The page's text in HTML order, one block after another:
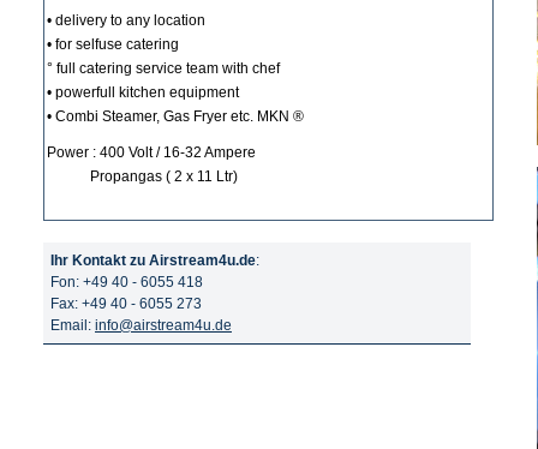
• delivery to any location
• for selfuse catering
° full catering service team with chef
• powerfull kitchen equipment
• Combi Steamer, Gas Fryer etc. MKN ®
Power : 400 Volt / 16-32 Ampere
Propangas ( 2 x 11 Ltr)
Ihr Kontakt zu Airstream4u.de:
Fon: +49 40 - 6055 418
Fax: +49 40 - 6055 273
Email: info@airstream4u.de